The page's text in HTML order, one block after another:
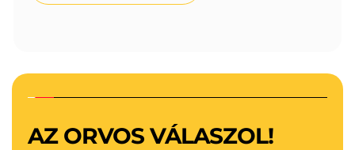
AZ ORVOS VÁLASZOL!